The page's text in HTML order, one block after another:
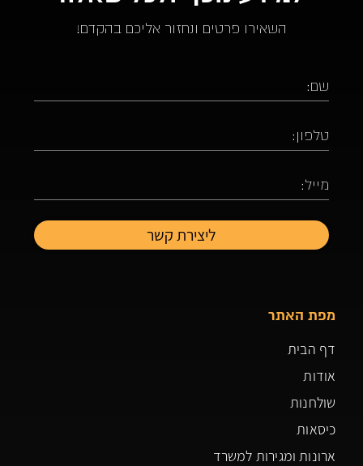
השאירו פרטים ונחזור אליכם בהקדם!
מפת האתר
דף הבית
אודות
שולחנות
כיסאות
ארונות ומגירות למשרד